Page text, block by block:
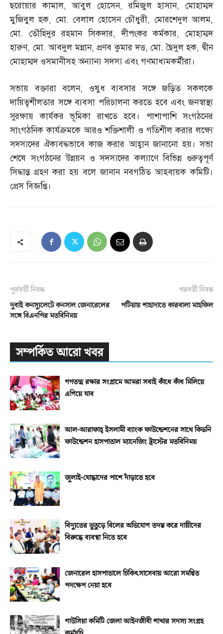
ছরোয়ার কামাল,আবুল হোসেন,রমিজুল হাসান,মোহাম্মদ
মুজিবুল হক, মো. বেলাল হোসেন চৌধুরী, মোরশেদুল আলম,
মো. তৌহিদুর রহমান সিকদার,দীপংকর কর্মকার,মোহাম্মদ
হারুণ, মো.আবদুল মন্নান,প্রণব কুমার দত্ত,মো.ছৈদুল হক,দ্বীন
মোহাম্মদ ওসমানীসহ অন্যান্য সদস্য এবং গণমাধ্যমকর্মীরা।
সভায় বক্তারা বলেন, ওষুধ ব্যবসার সঙ্গে জড়িত সকলকে
দায়িত্বশীলতার সঙ্গে ব্যবসা পরিচালনা করতে হবে এবং জনস্বাস্থ্য
সুরক্ষায় কার্যকর ভূমিকা রাখতে হবে। পাশাপাশি সংগঠনের
সাংগঠনিক কার্যক্রমকে আরও শক্তিশালী ও গতিশীল করার লক্ষ্যে
সদস্যদের ঐক্যবদ্ধভাবে কাজ করার আহ্বান জানানো হয়। সভা
শেষে সংগঠনের উন্নয়ন ও সদস্যদের কল্যাণে বিভিন্ন গুরুত্বপূর্ণ
সিদ্ধান্ত গ্রহণ করা হয় বলে জানান নবগঠিত আহবায়ক কমিটি।
প্রেস বিজ্ঞপ্তি।
পূর্ববর্তী নিবন্ধ
দুবাই কনস্যুলেটে কনসাল জেনারেলের
সঙ্গে বিএনপির মতবিনিময়
পরবর্তী নিবন্ধ
পটিয়ায় শাহাদাতে কারবালা মাহফিল
সম্পর্কিত আরো খবর
গণতন্ত্র রক্ষার সংগ্রামে আমরা সবাই কাঁধে কাঁধ মিলিয়ে
এগিয়ে যাব
আল-আরাফাহ্‌ ইসলামী ব্যাংক ফাউন্ডেশনের সাথে কিডনি
ফাউন্ডেশন হাসপাতাল ম্যানেজিং ট্রাস্টের মতবিনিময়
জুলাই-যোদ্ধাদের পাশে দাঁড়াতে হবে
বিদ্যুতের ভুতুড়ে বিলের অভিযোগ তদন্ত করে দায়ীদের
বিরুদ্ধে ব্যবস্থা নিতে হবে
জেনারেল হাসপাতালে চিকিৎসাসেবায় আরো সমন্বিত
পদক্ষেপ নেয়া হবে
গাউসিয়া কমিটি জেলা আইনজীবী শাখার সদস্য সংগ্রহ